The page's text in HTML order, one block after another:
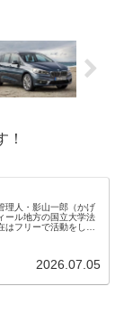
！
理人・影山一郎（かげ
ール地方の国立大学法
フリーで活動をして
2026.07.05